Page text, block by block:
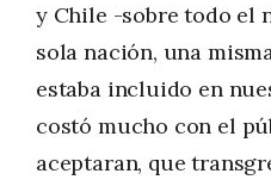
y Chile -sobre todo el
sola nación, una
estaba incluido en
costó mucho con el
aceptaran, que